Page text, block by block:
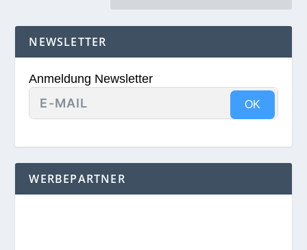
NEWSLETTER
Anmeldung Newsletter
OK
WERBEPARTNER